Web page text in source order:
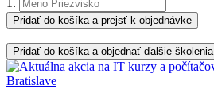
Pridať do košíka a prejsť k objednávke
Pridať do košíka a objednať ďalšie školenia